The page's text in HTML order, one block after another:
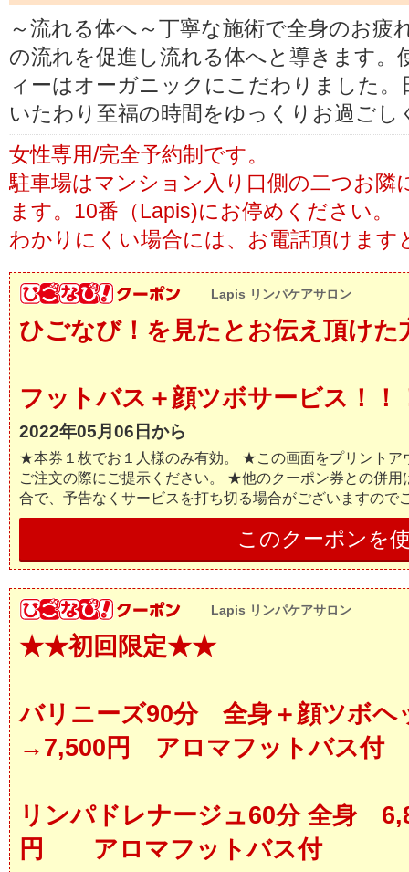
～流れる体へ～丁寧な施術で全身のお
の流れを促進し流れる体へと導きます
ィーはオーガニックにこだわりました
いたわり至福の時間をゆっくりお過ごし
女性専用/完全予約制です。
駐車場はマンション入り口側の二つお隣
ます。10番（Lapis)にお停めください。
わかりにくい場合には、お電話頂けます
Lapis リンパケアサロン
ひごなび！を見たとお伝え頂けた
フットバス＋顔ツボサービス！！
2022年05月06日から
★本券１枚でお１人様のみ有効。 ★この画面をプリントア
ご注文の際にご提示ください。 ★他のクーポン券との併
合で、予告なくサービスを打ち切る場合がございますので
このクーポンを
Lapis リンパケアサロン
★★初回限定★★
バリニーズ90分 全身＋顔ツボ
→7,500円 アロマフットバス付
リンパドレナージュ60分 全身
円 アロマフットバス付